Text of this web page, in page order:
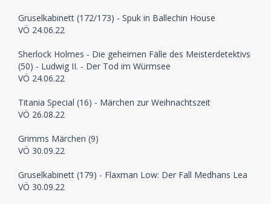
Gruselkabinett (172/173) - Spuk in Ballechin House
VÖ 24.06.22
Sherlock Holmes - Die geheimen Fälle des Meisterdetektivs
(50) - Ludwig II. - Der Tod im Würmsee
VÖ 24.06.22
Titania Special (16) - Märchen zur Weihnachtszeit
VÖ 26.08.22
Grimms Märchen (9)
VÖ 30.09.22
Gruselkabinett (179) - Flaxman Low: Der Fall Medhans Lea
VÖ 30.09.22